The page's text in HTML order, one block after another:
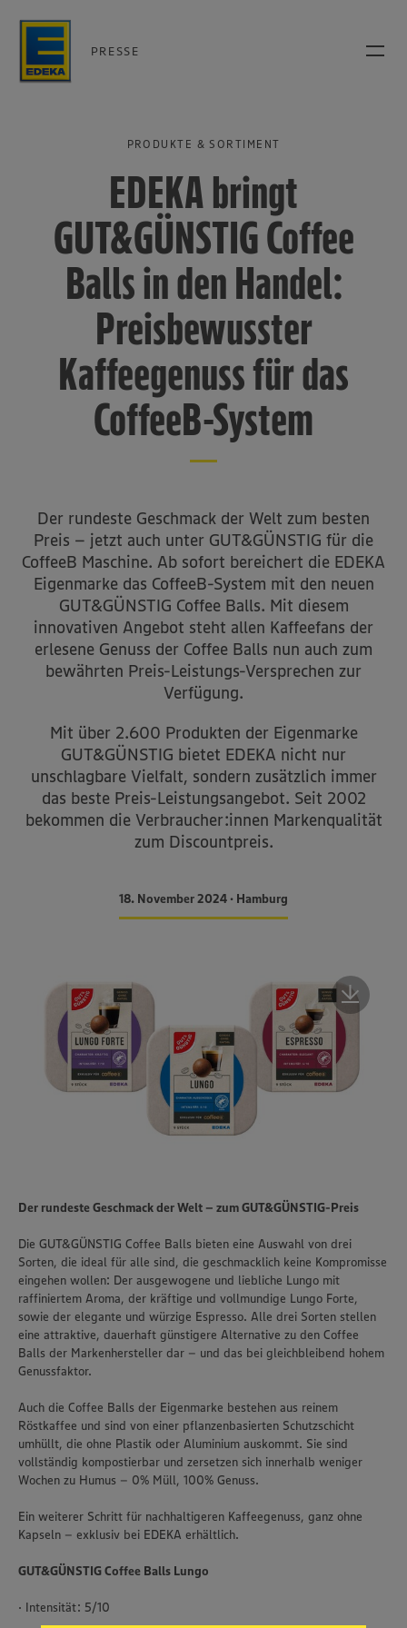
Wir setzen Cookies und andere Technologien ein, um Ihnen
ermöglichen. Wir verwenden Ihre Daten, um unsere
Inhalte anzubieten. Ihre Einwilligung in die Nutzung von
Cookies und anderer Technologien ist freiwillig und kann
PRESSE
PRODUKTE & SORTIMENT
EDEKA bringt
GUT&GÜNSTIG Coffee
Balls in den Handel:
Preisbewusster
Kaffeegenuss für das
CoffeeB-System
Der rundeste Geschmack der Welt zum besten
Preis – jetzt auch unter GUT&GÜNSTIG für die
CoffeeB Maschine. Ab sofort bereichert die EDEKA
Eigenmarke das CoffeeB-System mit den neuen
GUT&GÜNSTIG Coffee Balls. Mit diesem
innovativen Angebot steht allen Kaffeefans der
erlesene Genuss der Coffee Balls nun auch zum
bewährten Preis-Leistungs-Versprechen zur
Verfügung.
Mit über 2.600 Produkten der Eigenmarke
GUT&GÜNSTIG bietet EDEKA nicht nur
unschlagbare Vielfalt, sondern zusätzlich immer
das beste Preis-Leistungsangebot. Seit 2002
bekommen die Verbraucher:innen Markenqualität
zum Discountpreis.
18. November 2024 • Hamburg
Der rundeste Geschmack der Welt – zum GUT&GÜNSTIG-Preis
Die GUT&GÜNSTIG Coffee Balls bieten eine Auswahl von drei
Sorten, die ideal für alle sind, die geschmacklich keine Kompromisse
eingehen wollen: Der ausgewogene und liebliche Lungo mit
raffiniertem Aroma, der kräftige und vollmundige Lungo Forte,
sowie der elegante und würzige Espresso. Alle drei Sorten stellen
eine attraktive, dauerhaft günstigere Alternative zu den Coffee
Balls der Markenhersteller dar – und das bei gleichbleibend hohem
Genussfaktor.
Auch die Coffee Balls der Eigenmarke bestehen aus reinem
Röstkaffee und sind von einer pflanzenbasierten Schutzschicht
umhüllt, die ohne Plastik oder Aluminium auskommt. Sie sind
vollständig kompostierbar und zersetzen sich innerhalb weniger
Wochen zu Humus – 0% Müll, 100% Genuss.
Ein weiterer Schritt für nachhaltigeren Kaffeegenuss, ganz ohne
Kapseln – exklusiv bei EDEKA erhältlich.
GUT&GÜNSTIG Coffee Balls Lungo
· Intensität: 5/10